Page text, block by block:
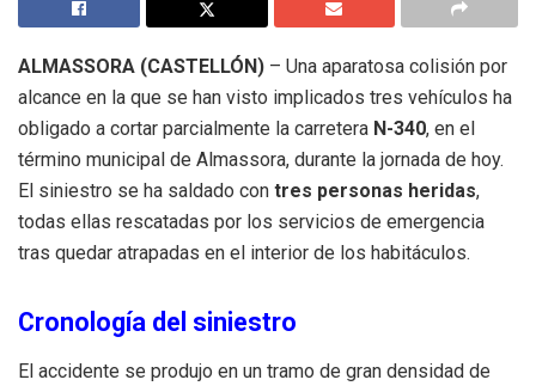
ALMASSORA (CASTELLÓN) – Una aparatosa colisión por
alcance en la que se han visto implicados tres vehículos ha
obligado a cortar parcialmente la carretera N-340, en el
término municipal de Almassora, durante la jornada de hoy.
El siniestro se ha saldado con tres personas heridas,
todas ellas rescatadas por los servicios de emergencia
tras quedar atrapadas en el interior de los habitáculos.
Cronología del siniestro
El accidente se produjo en un tramo de gran densidad de